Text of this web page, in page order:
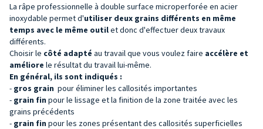
La râpe professionnelle à double surface microperforée en acier
inoxydable permet d'utiliser deux grains différents en même
temps avec le même outilet donc d'effectuer deux travaux
différents.
Choisir le côté adapté au travail que vous voulez faire accélère et
améliore le résultat du travail lui-même.
En général, ils sont indiqués :
- gros grain pour éliminer les callosités importantes
- grain fin pour le lissage et la finition de la zone traitée avec les
grains précédents
- grain fin pour les zones présentant des callosités superficielles